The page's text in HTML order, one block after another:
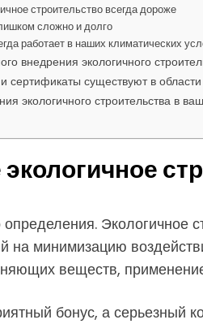
строительство всегда дороже
сложно и долго
работает в наших климатических
внедрения экологичного
сертификаты существуют в области
экологичного строительства в
экологичное
Экологичное
на минимизацию
веществ,
бонус, а серьезный